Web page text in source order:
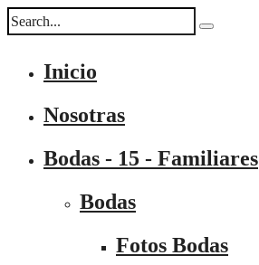
Inicio
Nosotras
Bodas - 15 - Familiares
Bodas
Fotos Bodas